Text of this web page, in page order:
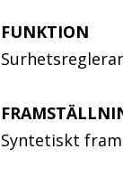
FUNKTION
Syntetiskt